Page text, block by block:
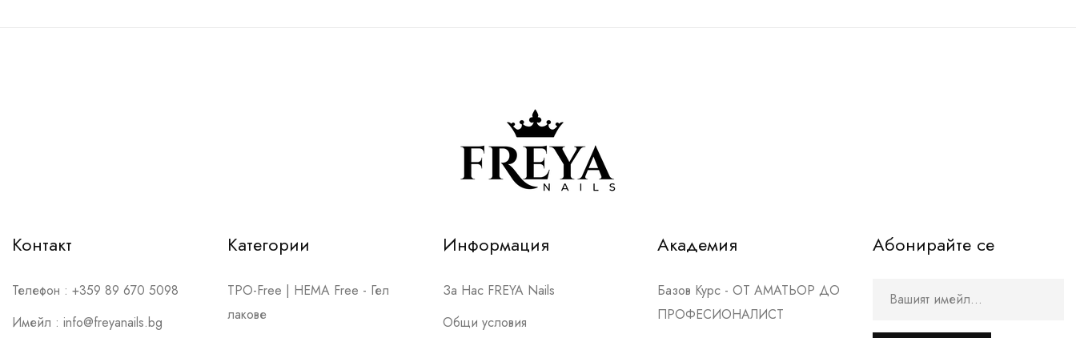
Контакт
Телефон : +359 89 670 5098
Имейл : info@freyanails.bg
Категории
TPO-Free | HEMA Free - Гел
лакове
Информация
За Нас FREYA Nails
Общи условия
Академия
Базов Курс - ОТ АМАТЬОР ДО
ПРОФЕСИОНАЛИСТ
Абонирайте се